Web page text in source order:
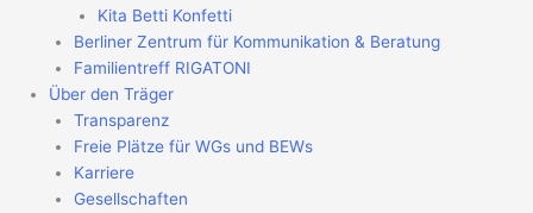
Kita Betti Konfetti
Berliner Zentrum für Kommunikation & Beratung
Familientreff RIGATONI
Über den Träger
Transparenz
Freie Plätze für WGs und BEWs
Karriere
Gesellschaften